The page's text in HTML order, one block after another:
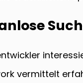
vermittelt